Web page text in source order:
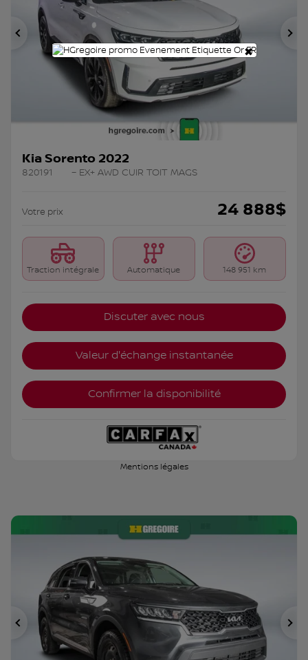
Précédent
Kia Sorento 2022
820191 – EX+ AWD CUIR TOIT MAGS
Votre prix 24 888$
Traction intégrale Automatique 148 951 km
Discuter avec nous
Valeur d'échange instantanée
Confirmer la disponibilité
Mentions légales
Précédent
×